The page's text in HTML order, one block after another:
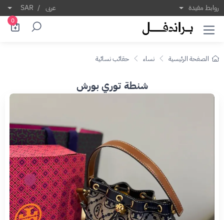
روابط مفيدة عربى /
SAR
0
الصفحة الرئيسية نساء حقائب نسائية
شنطة توري بورش